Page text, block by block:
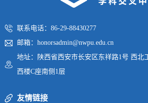
联系电话：86-29-88430277
邮箱：honorsadmin@nwpu.edu.cn
地址：陕西省西安市长安区东祥路1号 西北
西楼C座南侧1层
友情链接